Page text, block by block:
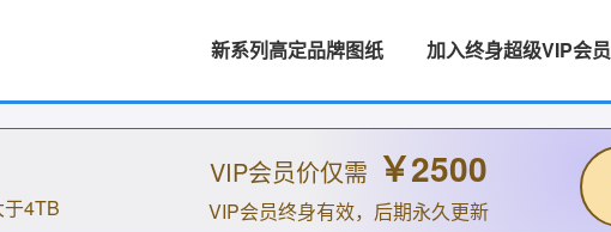
新系列高定品牌图纸 加入终身超级VIP会员
4TB
VIP会员价仅需 ￥2500
VIP会员终身有效，后期永久更新